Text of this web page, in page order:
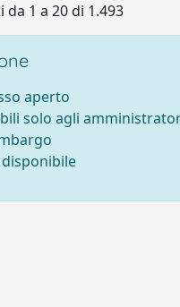
1 a 20 di 1.493
aperto
solo agli